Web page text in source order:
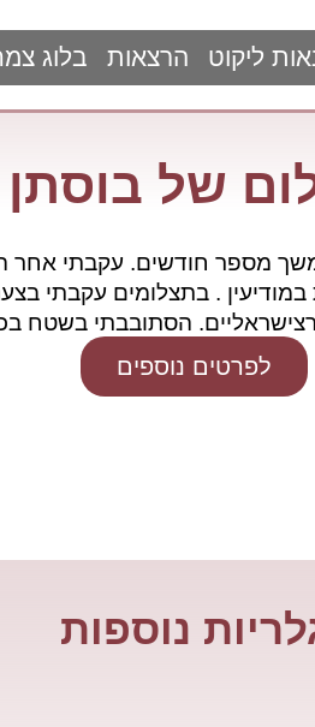
ליקוט הרצאות בלוג
של
מספר חודשים. עקבתי אחר
. בתצלומים עקבתי
הסתובבתי
לפרטים נוספים
נוספות